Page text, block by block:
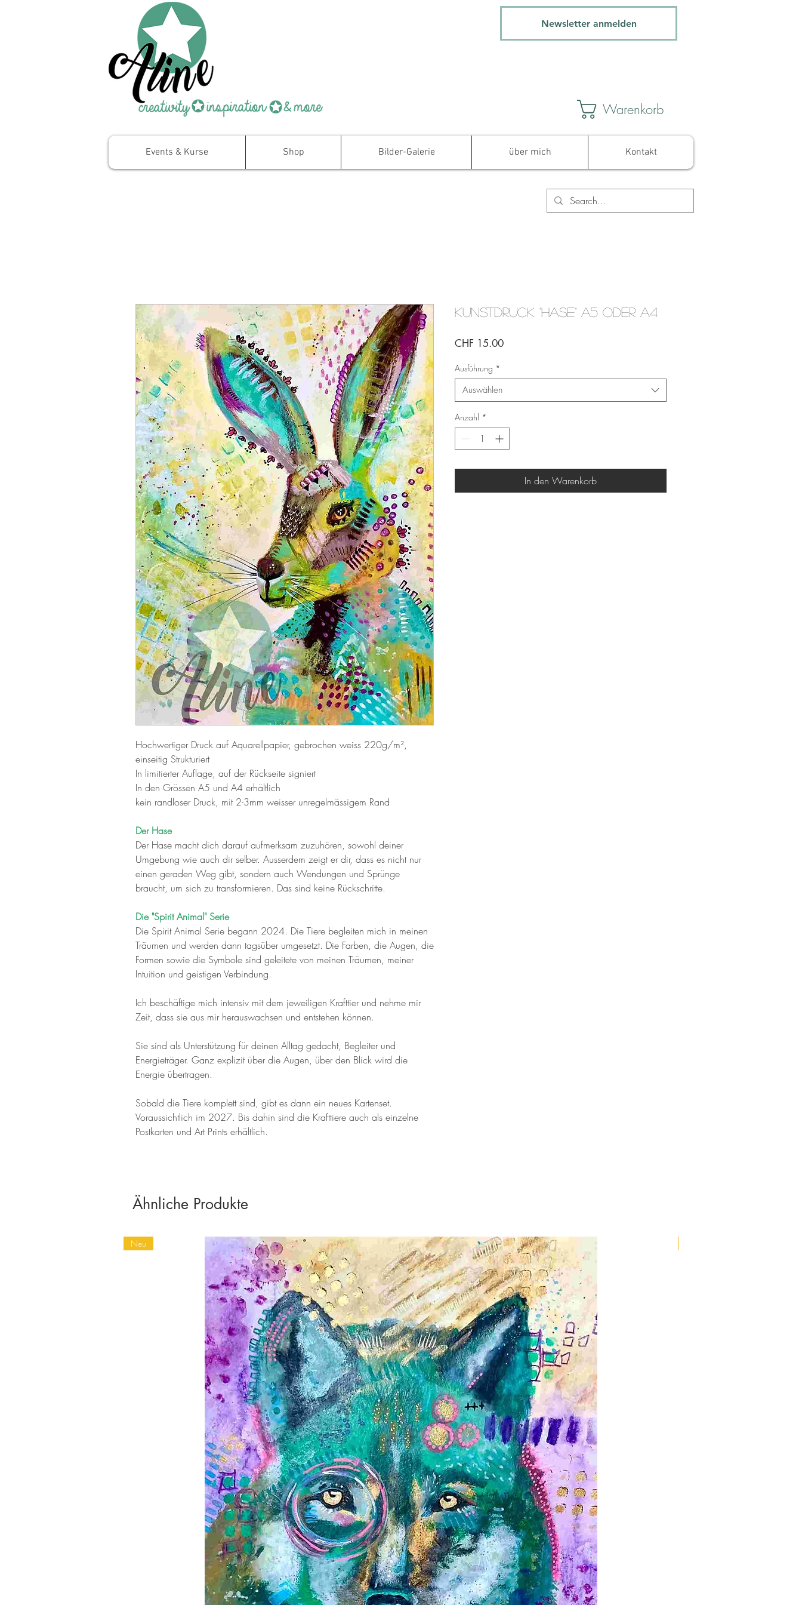
Newsletter anmelden
Warenkorb
Events & Kurse Shop Bilder-Galerie über mich Kontakt
Hochwertiger Druck auf Aquarellpapier, gebrochen weiss 220g/m²,
einseitig Strukturiert
In limitierter Auflage, auf der Rückseite signiert
In den Grössen A5 und A4 erhältlich
kein randloser Druck, mit 2-3mm weisser unregelmässigem Rand
Der Hase
Der Hase macht dich darauf aufmerksam zuzuhören, sowohl deiner
Umgebung wie auch dir selber. Ausserdem zeigt er dir, dass es nicht nur
einen geraden Weg gibt, sondern auch Wendungen und Sprünge
braucht, um sich zu transformieren. Das sind keine Rückschritte.
Die "Spirit Animal" Serie
Die Spirit Animal Serie begann 2024. Die Tiere begleiten mich in meinen
Träumen und werden dann tagsüber umgesetzt. Die Farben, die Augen, die
Formen sowie die Symbole sind geleitete von meinen Träumen, meiner
Intuition und geistigen Verbindung.
Ich beschäftige mich intensiv mit dem jeweiligen Krafttier und nehme mir
Zeit, dass sie aus mir herauswachsen und entstehen können.
Sie sind als Unterstützung für deinen Alltag gedacht, Begleiter und
Energieträger. Ganz explizit über die Augen, über den Blick wird die
Energie übertragen.
Sobald die Tiere komplett sind, gibt es dann ein neues Kartenset.
Voraussichtlich im 2027. Bis dahin sind die Krafttiere auch als einzelne
Postkarten und Art Prints erhältlich.
Kunstdruck "Hase" A5 oder A4
CHF 15.00Preis
Ausführung *
Auswählen
Anzahl *
In den Warenkorb
Ähnliche Produkte
Neu